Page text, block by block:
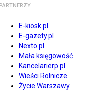
PARTNERZY
E-kiosk.pl
E-gazety.pl
Nexto.pl
Mała księgowość
Kancelarierp.pl
Wieści Rolnicze
Życie Warszawy